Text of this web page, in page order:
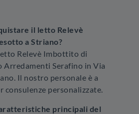
il letto Relevè
a Striano?
Relevè Imbottito di
Arredamenti Serafino in Via
Il nostro personale è a
consulenze personalizzate.
principali del